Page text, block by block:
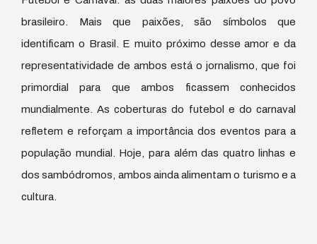
brasileiro. Mais que paixões, são símbolos que
identificam o Brasil. E muito próximo desse amor e da
representatividade de ambos está o jornalismo, que foi
primordial para que ambos ficassem conhecidos
mundialmente. As coberturas do futebol e do carnaval
refletem e reforçam a importância dos eventos para a
população mundial. Hoje, para além das quatro linhas e
dos sambódromos, ambos ainda alimentam o turismo e a
cultura.